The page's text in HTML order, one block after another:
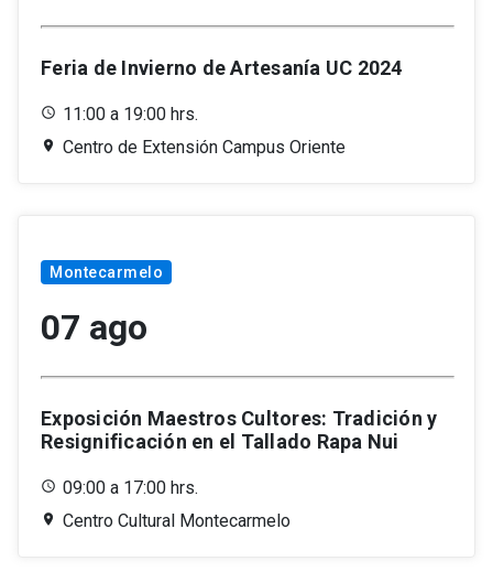
Feria de Invierno de Artesanía UC 2024
11:00 a 19:00 hrs.
Centro de Extensión Campus Oriente
Montecarmelo
07 ago
Exposición Maestros Cultores: Tradición y
Resignificación en el Tallado Rapa Nui
09:00 a 17:00 hrs.
Centro Cultural Montecarmelo